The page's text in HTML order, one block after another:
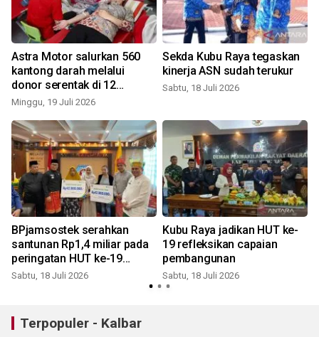
Astra Motor salurkan 560
kantong darah melalui
donor serentak di 12
provinsi
Minggu, 19 Juli 2026
Sekda Kubu Raya tegaskan
kinerja ASN sudah terukur
Sabtu, 18 Juli 2026
BPjamsostek serahkan
santunan Rp1,4 miliar pada
peringatan HUT ke-19
Kabupaten Kubu Raya
Sabtu, 18 Juli 2026
Kubu Raya jadikan HUT ke-
19 refleksikan capaian
pembangunan
Sabtu, 18 Juli 2026
Terpopuler - Kalbar